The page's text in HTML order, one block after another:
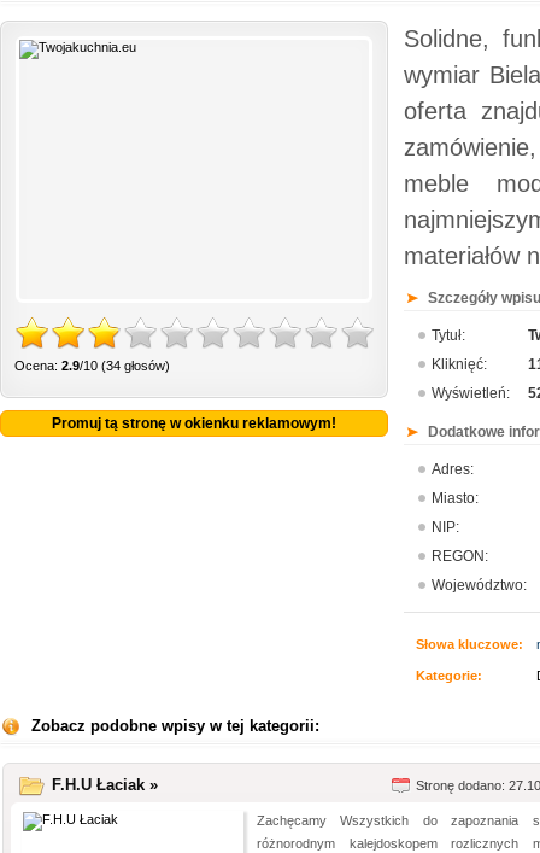
Ocena: 2.9/10 (34 głosów)
Promuj tą stronę w okienku reklamowym!
Solidne,
wymiar
oferta
meble
materiałów
Szczegóły
Tytuł:
Kliknięć:
Wyświetleń:
Dodatkowe
Adres:
Miasto:
NIP:
REGON:
Województwo:
Słowa kluczowe:
Kategorie:
Zobacz podobne wpisy w tej kategorii:
F.H.U Łaciak » Stronę dodano:
Zachęcamy Wszystkich do zapoznania
różnorodnym kalejdoskopem rozlicznych